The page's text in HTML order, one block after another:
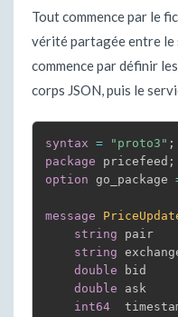
Tout commence par le
vérité partagée entre le
commence par définir
corps JSON, puis le
syntax = "proto3" ;
package pricefeed ;
option go_package
message
string
string
double
double
int64